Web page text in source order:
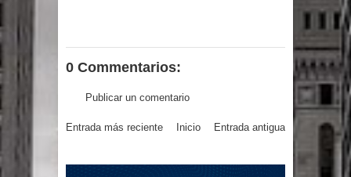
0 Commentarios:
Publicar un comentario
Entrada más reciente Entrada antigua
Inicio